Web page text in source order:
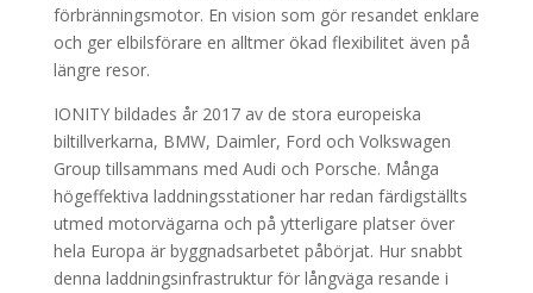
förbränningsmotor. En vision som gör resandet enklare
och ger elbilsförare en alltmer ökad flexibilitet även på
längre resor.
IONITY bildades år 2017 av de stora europeiska
biltillverkarna, BMW, Daimler, Ford och Volkswagen
Group tillsammans med Audi och Porsche. Många
högeffektiva laddningsstationer har redan färdigställts
utmed motorvägarna och på ytterligare platser över
hela Europa är byggnadsarbetet påbörjat. Hur snabbt
denna laddningsinfrastruktur för långväga resande i